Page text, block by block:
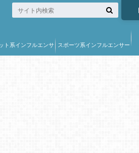
ト系インフルエンサ スポーツ系インフルエンサー